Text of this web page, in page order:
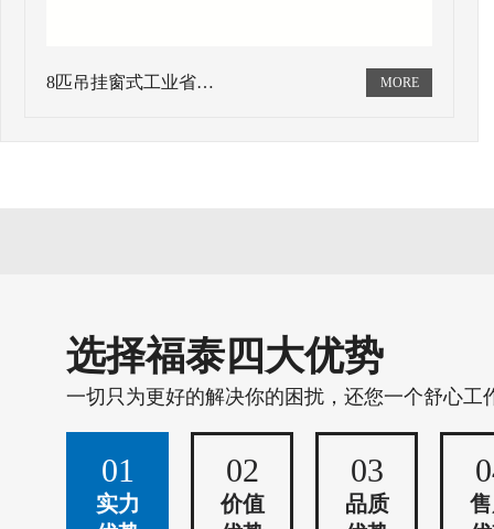
8匹吊挂窗式工业省…
选择福泰四大优势
一切只为更好的解决你的困扰，还您一个舒心工
01
实力
02
价值
03
品质